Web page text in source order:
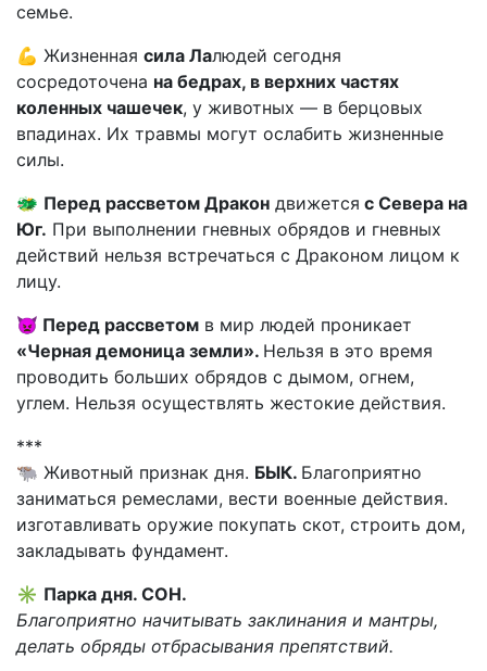
семье.
💪 Жизненная сила Лалюдей сегодня
сосредоточена на бедрах, в верхних частях
коленных чашечек, у животных — в берцовых
впадинах. Их травмы могут ослабить жизненные
силы.
🐲 Перед рассветом Дракон движется с Севера на
Юг. При выполнении гневных обрядов и гневных
действий нельзя встречаться с Драконом лицом к
лицу.
👿 Перед рассветом в мир людей проникает
«Черная демоница земли». Нельзя в это время
проводить больших обрядов с дымом, огнем,
углем. Нельзя осуществлять жестокие действия.
***
🐃 Животный признак дня. БЫК. Благоприятно
заниматься ремеслами, вести военные действия.
изготавливать оружие покупать скот, строить дом,
закладывать фундамент.
✳️ Парка дня. СОН.
Благоприятно начитывать заклинания и мантры,
делать обряды отбрасывания препятствий.